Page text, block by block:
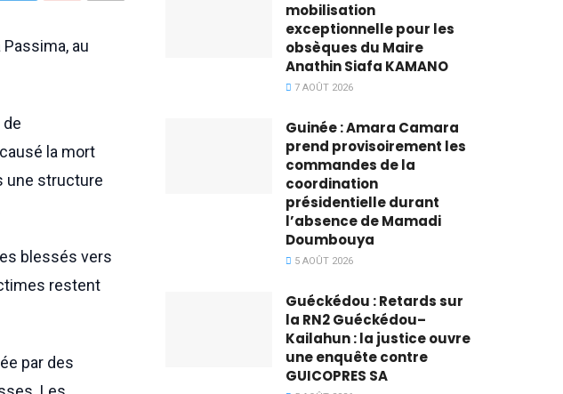
au
la mort
une structure
blessés vers
restent
par des
mobilisation
exceptionnelle pour les
obsèques du Maire
Anathin Siafa KAMANO
7 AOÛT 2026
Guinée : Amara Camara
prend provisoirement les
commandes de la
coordination
présidentielle durant
l’absence de Mamadi
Doumbouya
5 AOÛT 2026
Guéckédou : Retards sur
la RN2 Guéckédou–
Kailahun : la justice ouvre
une enquête contre
GUICOPRES SA